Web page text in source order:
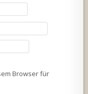
Browser für